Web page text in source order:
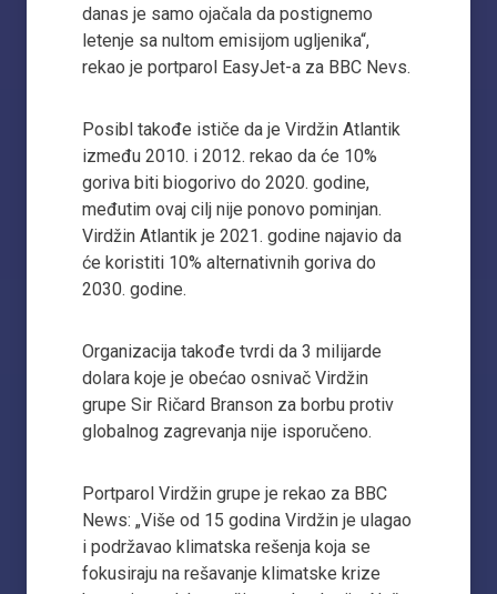
danas je samo ojačala da postignemo
letenje sa nultom emisijom ugljenika“,
rekao je portparol EasyJet-a za BBC Nevs.
Posibl takođe ističe da je Virdžin Atlantik
između 2010. i 2012. rekao da će 10%
goriva biti biogorivo do 2020. godine,
međutim ovaj cilj nije ponovo pominjan.
Virdžin Atlantik je 2021. godine najavio da
će koristiti 10% alternativnih goriva do
2030. godine.
Organizacija takođe tvrdi da 3 milijarde
dolara koje je obećao osnivač Virdžin
grupe Sir Ričard Branson za borbu protiv
globalnog zagrevanja nije isporučeno.
Portparol Virdžin grupe je rekao za BBC
News: „Više od 15 godina Virdžin je ulagao
i podržavao klimatska rešenja koja se
fokusiraju na rešavanje klimatske krize